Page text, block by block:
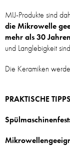
MIJ-Produkte sind
die Mikrowelle
mehr als 30 Jahren
und Langlebigkeit
Die Keramiken
PRAKTISCHE TIPPS